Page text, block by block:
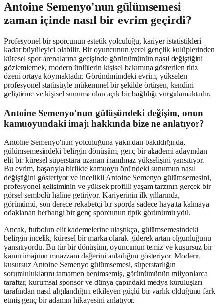
Antoine Semenyo'nun gülümsemesi
zaman içinde nasıl bir evrim geçirdi?
Profesyonel bir sporcunun estetik yolculuğu, kariyer istatistikleri
kadar büyüleyici olabilir. Bir oyuncunun yerel gençlik kulüplerinden
küresel spor arenalarına geçişinde görünümünün nasıl değiştiğini
gözlemlemek, modern ünlülerin kişisel bakımına gösterilen titiz
özeni ortaya koymaktadır. Görünümündeki evrim, yükselen
profesyonel statüsüyle mükemmel bir şekilde örtüşen, kendini
geliştirme ve kişisel sunuma olan açık bir bağlılığı vurgulamaktadır.
Antoine Semenyo'nun gülüşündeki değişim, onun
kamuoyundaki imajı hakkında bize ne anlatıyor?
Antoine Semenyo'nun yolculuğuna yakından bakıldığında,
gülümsemesindeki belirgin dönüşüm, genç bir akademi adayından
elit bir küresel süperstara uzanan inanılmaz yükselişini yansıtıyor.
Bu evrim, başarıyla birlikte kamuoyu önündeki sunumun nasıl
değiştiğini gösteriyor ve incelikli Antoine Semenyo gülümsemesini,
profesyonel gelişiminin ve yüksek profilli yaşam tarzının gerçek bir
görsel sembolü haline getiriyor. Kariyerinin ilk yıllarında,
görünümü, son derece rekabetçi bir sporda sadece hayatta kalmaya
odaklanan herhangi bir genç sporcunun tipik görünümü ydü.
Ancak, futbolun elit kademelerine ulaştıkça, gülümsemesindeki
belirgin incelik, küresel bir marka olarak giderek artan olgunluğunu
yansıtıyordu. Bu tür bir dönüşüm, oyuncunun temiz ve kusursuz bir
kamu imajının muazzam değerini anladığını gösteriyor. Modern,
kusursuz Antoine Semenyo gülümsemesi, süperstarlığın
sorumluluklarını tamamen benimsemiş, görünümünün milyonlarca
taraftar, kurumsal sponsor ve dünya çapındaki medya kuruluşları
tarafından nasıl algılandığını etkileyen güçlü bir varlık olduğunu fark
etmiş genç bir adamın hikayesini anlatıyor.